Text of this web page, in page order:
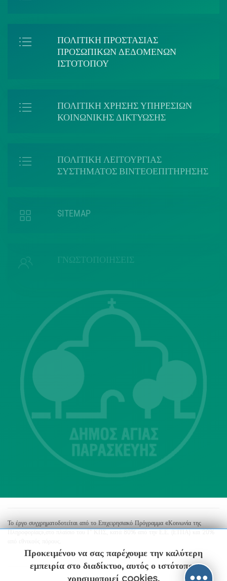
ΠΟΛΙΤΙΚΗ ΠΡΟΣΤΑΣΙΑΣ
ΠΡΟΣΩΠΙΚΩΝ ΔΕΔΟΜΕΝΩΝ
ΙΣΤΟΤΟΠΟΥ
ΠΟΛΙΤΙΚΗ ΧΡΗΣΗΣ ΥΠΗΡΕΣΙΩΝ
ΚΟΙΝΩΝΙΚΗΣ ΔΙΚΤΥΩΣΗΣ
ΠΟΛΙΤΙΚΗ ΛΕΙΤΟΥΡΓΙΑΣ
ΣΥΣΤΗΜΑΤΟΣ ΒΙΝΤΕΟΕΠΙΤΗΡΗΣΗΣ
SITEMAP
ΓΝΩΣΤΟΠΟΙΗΣΕΙΣ
Επικοινωνία με το δήμο
Λ. Μεσογείων 415-417 Τ.Κ.15343
Αγία Παρασκευή
213 2004500
dimos@agiaparaskevi.gr
Το έργο συγχρηματοδοτείται από το Επιχειρησιακό Πρόγραμμα «Κοινωνία της
Προκειμένου να σας παρέχουμε την καλύτερη
εμπειρία στο διαδίκτυο, αυτός ο ιστότοπος
χρησιμοποιεί cookies.